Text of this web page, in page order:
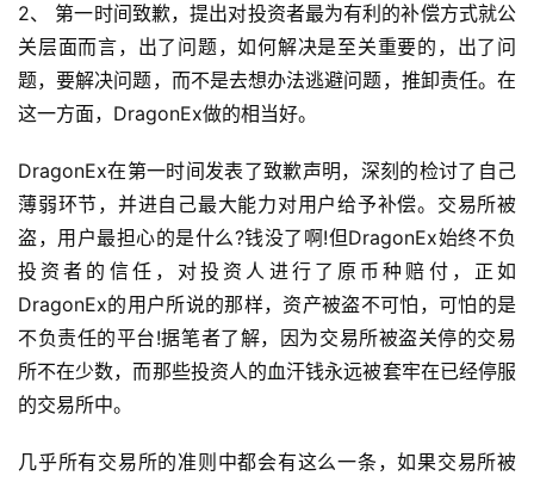
2、 第一时间致歉，提出对投资者最为有利的补偿方式就公
关层面而言，出了问题，如何解决是至关重要的，出了问
题，要解决问题，而不是去想办法逃避问题，推卸责任。在
这一方面，DragonEx做的相当好。
DragonEx在第一时间发表了致歉声明，深刻的检讨了自己
薄弱环节，并进自己最大能力对用户给予补偿。交易所被
盗，用户最担心的是什么?钱没了啊!但DragonEx始终不负
投资者的信任，对投资人进行了原币种赔付，正如
DragonEx的用户所说的那样，资产被盗不可怕，可怕的是
不负责任的平台!据笔者了解，因为交易所被盗关停的交易
所不在少数，而那些投资人的血汗钱永远被套牢在已经停服
的交易所中。
几乎所有交易所的准则中都会有这么一条，如果交易所被